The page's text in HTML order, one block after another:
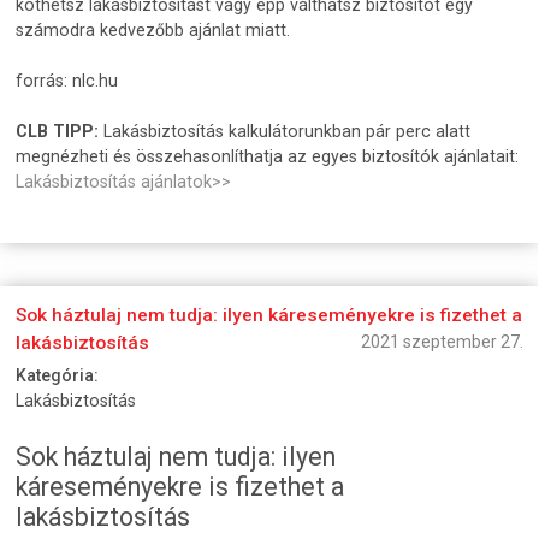
köthetsz lakásbiztosítást vagy épp válthatsz biztosítót egy
számodra kedvezőbb ajánlat miatt.
forrás: nlc.hu
CLB TIPP: Lakásbiztosítás kalkulátorunkban pár perc alatt
megnézheti és összehasonlíthatja az egyes biztosítók ajánlatait:
Lakásbiztosítás ajánlatok>>
Sok háztulaj nem tudja: ilyen káreseményekre is fizethet a
lakásbiztosítás
2021 szeptember 27.
Kategória:
Lakásbiztosítás
Sok háztulaj nem tudja: ilyen
káreseményekre is fizethet a
lakásbiztosítás